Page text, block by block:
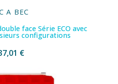
A BEC
face Série ECO avec
configurations
€